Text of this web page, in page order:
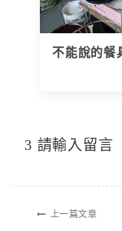
不能說的餐
3 請輸入留言
上一篇文章